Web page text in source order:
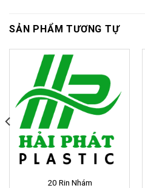
SẢN PHẨM TƯƠNG TỰ
20 Rin Nhám